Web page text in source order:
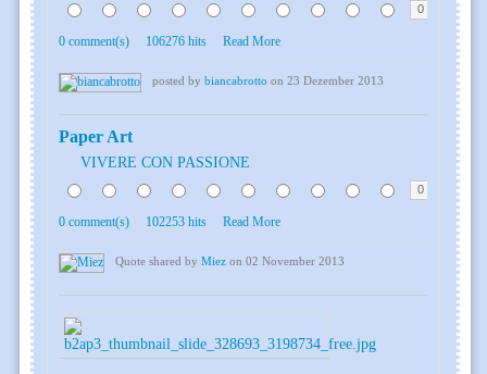
0
0 comment(s) 106276 hits Read More
posted by biancabrotto on 23 Dezember 2013
Paper Art
VIVERE CON PASSIONE
0
0 comment(s) 102253 hits Read More
Quote shared by Miez on 02 November 2013